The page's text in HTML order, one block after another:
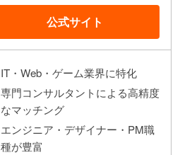
公式サイト
IT・Web・ゲーム業界に特化
専門コンサルタントによる高精度
なマッチング
エンジニア・デザイナー・PM職
種が豊富